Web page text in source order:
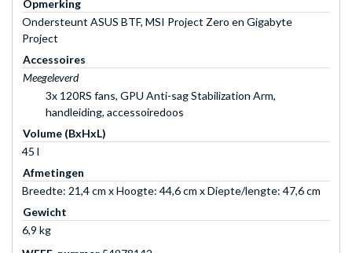
Opmerking
Ondersteunt ASUS BTF, MSI Project Zero en Gigabyte
Project
Accessoires
Meegeleverd
3x 120RS fans, GPU Anti-sag Stabilization Arm,
handleiding, accessoiredoos
Volume (BxHxL)
45 l
Afmetingen
Breedte: 21,4 cm x Hoogte: 44,6 cm x Diepte/lengte: 47,6 cm
Gewicht
6,9 kg